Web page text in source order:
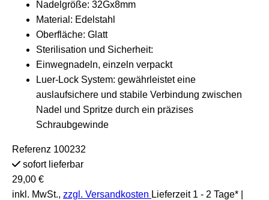
Nadelgröße: 32Gx8mm
Material: Edelstahl
Oberfläche: Glatt
Sterilisation und Sicherheit:
Einwegnadeln, einzeln verpackt
Luer-Lock System: gewährleistet eine
auslaufsichere und stabile Verbindung zwischen
Nadel und Spritze durch ein präzises
Schraubgewinde
Referenz 100232
sofort lieferbar
29,00 €
inkl. MwSt., zzgl. Versandkosten Lieferzeit 1 - 2 Tage* |